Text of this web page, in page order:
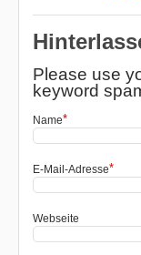
Please use
keyword
Name*
E-Mail-Adresse*
Webseite